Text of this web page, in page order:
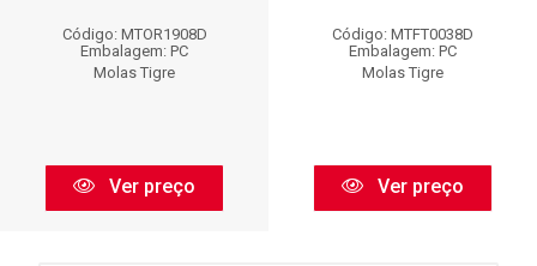
Código: MTOR1908D
Embalagem: PC
Molas Tigre
Ver preço
Código: MTFT0038D
Embalagem: PC
Molas Tigre
Ver preço